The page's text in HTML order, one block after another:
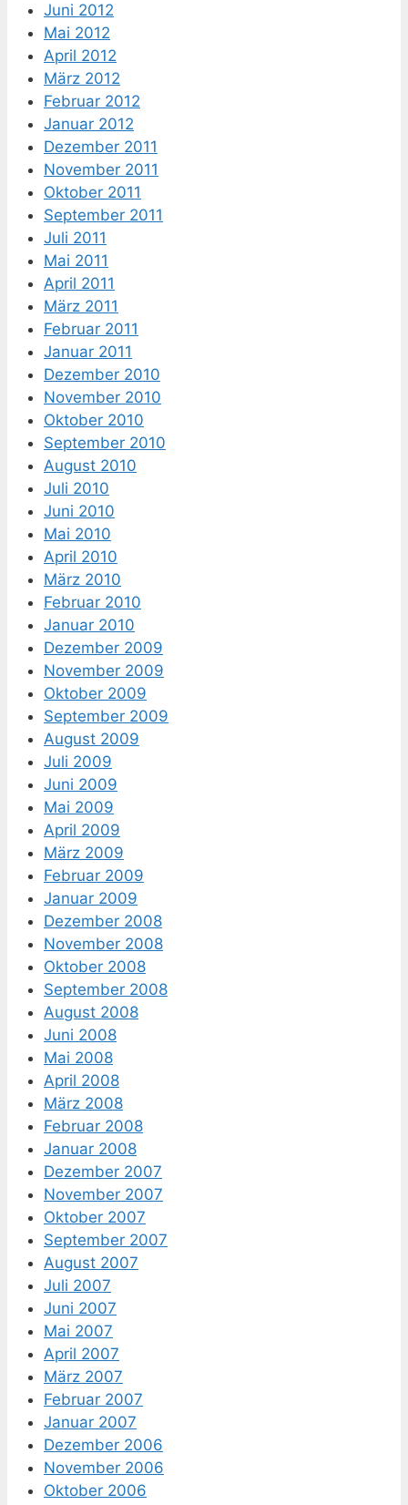
Juni 2012
Mai 2012
April 2012
März 2012
Februar 2012
Januar 2012
Dezember 2011
November 2011
Oktober 2011
September 2011
Juli 2011
Mai 2011
April 2011
März 2011
Februar 2011
Januar 2011
Dezember 2010
November 2010
Oktober 2010
September 2010
August 2010
Juli 2010
Juni 2010
Mai 2010
April 2010
März 2010
Februar 2010
Januar 2010
Dezember 2009
November 2009
Oktober 2009
September 2009
August 2009
Juli 2009
Juni 2009
Mai 2009
April 2009
März 2009
Februar 2009
Januar 2009
Dezember 2008
November 2008
Oktober 2008
September 2008
August 2008
Juni 2008
Mai 2008
April 2008
März 2008
Februar 2008
Januar 2008
Dezember 2007
November 2007
Oktober 2007
September 2007
August 2007
Juli 2007
Juni 2007
Mai 2007
April 2007
März 2007
Februar 2007
Januar 2007
Dezember 2006
November 2006
Oktober 2006